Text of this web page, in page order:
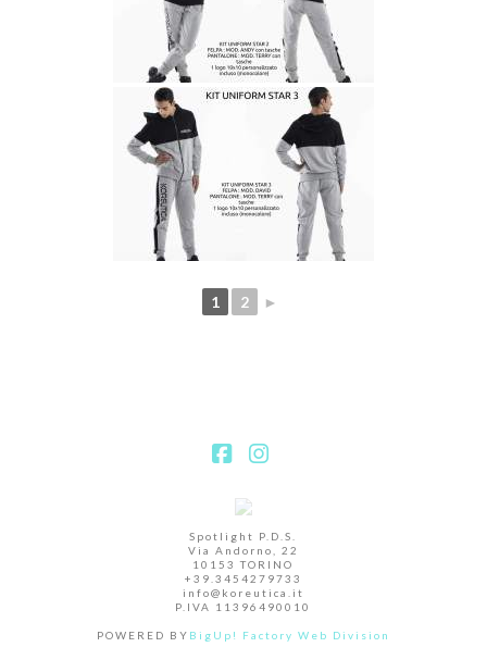
1 2 ►
Spotlight P.D.S.
Via Andorno, 22
10153 TORINO
+39.3454279733
info@koreutica.it
P.IVA 11396490010
POWERED BY BigUp! Factory Web Division